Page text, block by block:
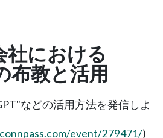
における
布教と活用
などの活用方法を発信しよ
event/279471/)